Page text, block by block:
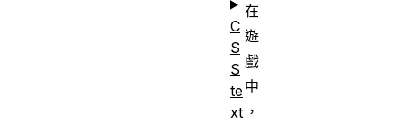
在
遊
戲
中
，
C
S
S
te
xt